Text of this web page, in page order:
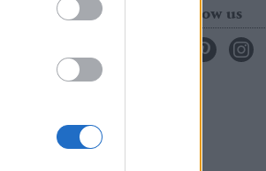
Follow us